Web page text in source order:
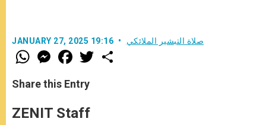
JANUARY 27, 2025 19:16 صلاة التبشير الملائكي
W
h
t
s
p
p
M
e
s
e
g
e
F
a
e
b
o
k
w
Share this Entry
ZENIT Staff